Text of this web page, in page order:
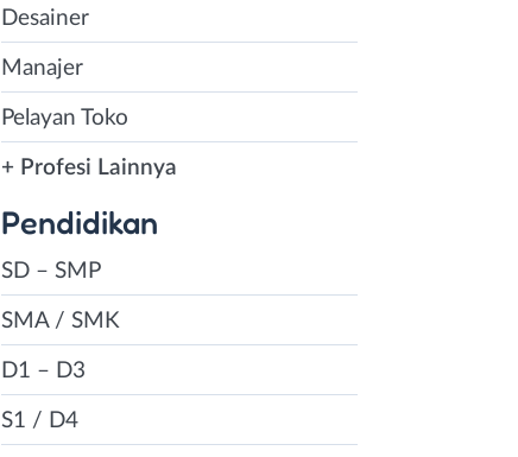
Desainer
Manajer
Pelayan Toko
+ Profesi Lainnya
Pendidikan
SD – SMP
SMA / SMK
D1 – D3
S1 / D4